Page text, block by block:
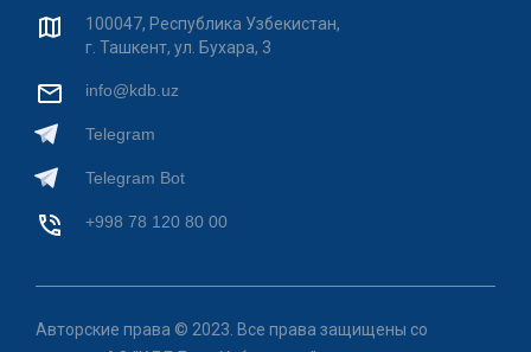
100047, Республика Узбекистан,
г. Ташкент, ул. Бухара, 3
info@kdb.uz
Telegram
Telegram Bot
+998 78 120 80 00
Авторские права © 2023. Все права защищены со